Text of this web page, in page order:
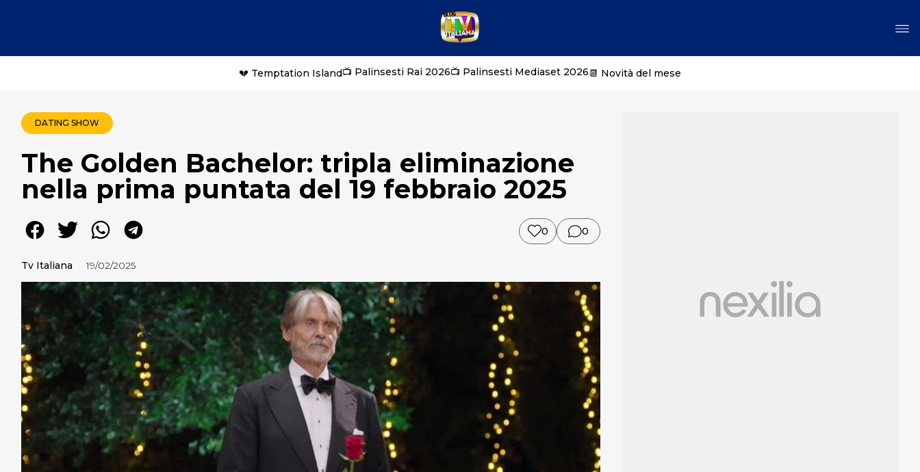
💔 Temptation Island📺 Palinsesti Rai 2026📺 Palinsesti Mediaset 2026📆 Novità del mese
DATING SHOW
The Golden Bachelor: tripla eliminazione
nella prima puntata del 19 febbraio 2025
0 0
Tv Italiana 19/02/2025